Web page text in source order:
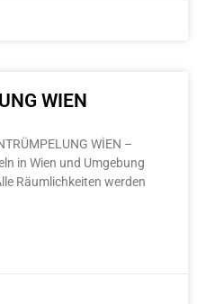
WIEN
WİEN –
in Wien und Umgebung
Räumlichkeiten werden